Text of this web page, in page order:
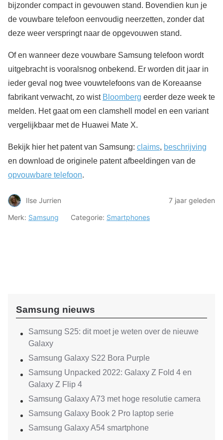
bijzonder compact in gevouwen stand. Bovendien kun je
de vouwbare telefoon eenvoudig neerzetten, zonder dat
deze weer verspringt naar de opgevouwen stand.
Of en wanneer deze vouwbare Samsung telefoon wordt
uitgebracht is vooralsnog onbekend. Er worden dit jaar in
ieder geval nog twee vouwtelefoons van de Koreaanse
fabrikant verwacht, zo wist Bloomberg eerder deze week te
melden. Het gaat om een clamshell model en een variant
vergelijkbaar met de Huawei Mate X.
Bekijk hier het patent van Samsung: claims, beschrijving
en download de originele patent afbeeldingen van de
opvouwbare telefoon.
Ilse Jurrien
7 jaar geleden
Merk: Samsung Categorie: Smartphones
Samsung nieuws
Samsung S25: dit moet je weten over de nieuwe
Galaxy
Samsung Galaxy S22 Bora Purple
Samsung Unpacked 2022: Galaxy Z Fold 4 en
Galaxy Z Flip 4
Samsung Galaxy A73 met hoge resolutie camera
Samsung Galaxy Book 2 Pro laptop serie
Samsung Galaxy A54 smartphone